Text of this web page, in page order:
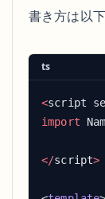
書き方は以
ts
<script
import
</script